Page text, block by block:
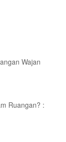
Wajan
Ruangan? :